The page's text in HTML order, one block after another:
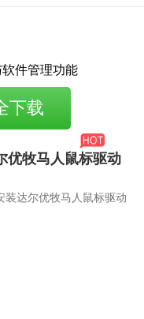
件管理功能
下载
优牧马人鼠标驱动
装达尔优牧马人鼠标驱动